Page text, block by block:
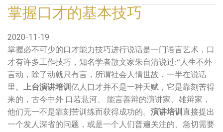
掌握口才的基本技巧
2020-11-19
掌握必不可少的口才能力技巧进行说话是一门语言艺术，口
才有许多工作技巧，知名学者散文家朱自清说过:“人生不外
言动，除了动就只有言，所谓社会人情世故，一半在说话
里。
上台演讲培训 亿人口才并不是一种天赋，它是靠刻苦得
来的，古今中外 口若悬河、 能言善辩的演讲家、雄辩家，
他们无一不是靠刻苦训练而获得成功的。 演讲培训 直接提出
一个发人深省的问题，或是一个人们普遍关注的、急切需要